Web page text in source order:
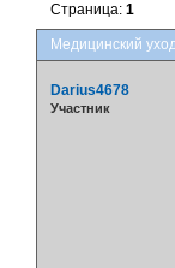
Медицинский
Страница:1
Darius4678
Участник